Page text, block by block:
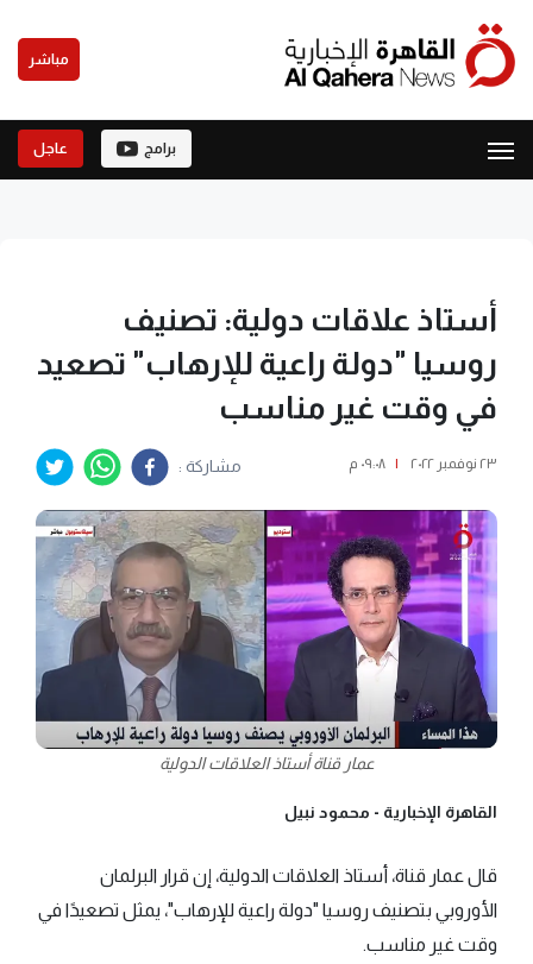
مباشر
برامج عاجل
أستاذ علاقات دولية: تصنيف
روسيا "دولة راعية للإرهاب" تصعيد
في وقت غير مناسب
٢٣ نوفمبر ٢٠٢٢ | ٠٩:٠٨ م مشاركة :
عمار قناة أستاذ العلاقات الدولية
القاهرة الإخبارية - محمود نبيل
قال عمار قناة، أستاذ العلاقات الدولية، إن قرار البرلمان
الأوروبي بتصنيف روسيا "دولة راعية للإرهاب"، يمثل تصعيدًا في
وقت غير مناسب.